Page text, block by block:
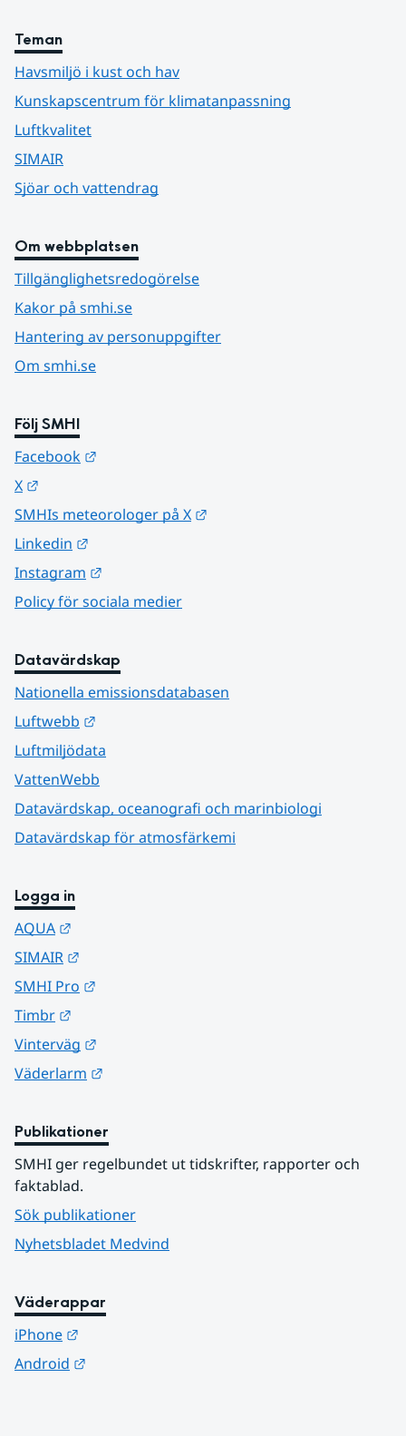
Teman
Havsmiljö i kust och hav
Kunskapscentrum för klimatanpassning
Luftkvalitet
SIMAIR
Sjöar och vattendrag
Om webbplatsen
Tillgänglighetsredogörelse
Kakor på smhi.se
Hantering av personuppgifter
Om smhi.se
Följ SMHI
Facebook
X
SMHIs meteorologer på X
Linkedin
Instagram
Policy för sociala medier
Datavärdskap
Nationella emissionsdatabasen
Luftwebb
Luftmiljödata
VattenWebb
Datavärdskap, oceanografi och marinbiologi
Datavärdskap för atmosfärkemi
Logga in
AQUA
SIMAIR
SMHI Pro
Timbr
Vinterväg
Väderlarm
Publikationer
SMHI ger regelbundet ut tidskrifter, rapporter och
faktablad.
Sök publikationer
Nyhetsbladet Medvind
Väderappar
iPhone
Android